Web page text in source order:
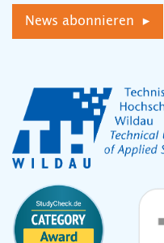
News abonnieren ▸